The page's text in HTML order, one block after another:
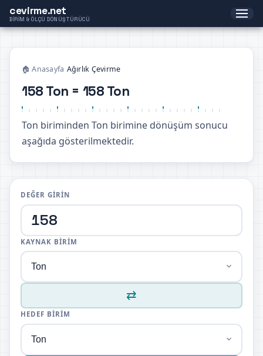
cevirme.net
BIRIM & ÖLÇÜ DÖNÜŞTÜRÜCÜ
🏠 Anasayfa Ağırlık Çevirme
158 Ton = 158 Ton
Ton biriminden Ton birimine dönüşüm sonucu
aşağıda gösterilmektedir.
DEĞER GIRIN
KAYNAK BIRIM
⇄
HEDEF BIRIM